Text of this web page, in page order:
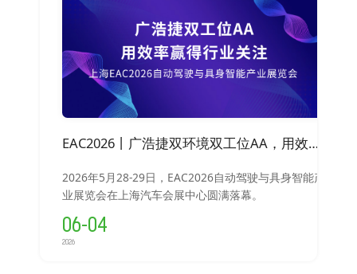
EAC2026丨广浩捷双环境双工位AA，用效率赢得行业关注
2026年5月28-29日，EAC2026自动驾驶与具身智能产
业展览会在上海汽车会展中心圆满落幕。
06-04
2026